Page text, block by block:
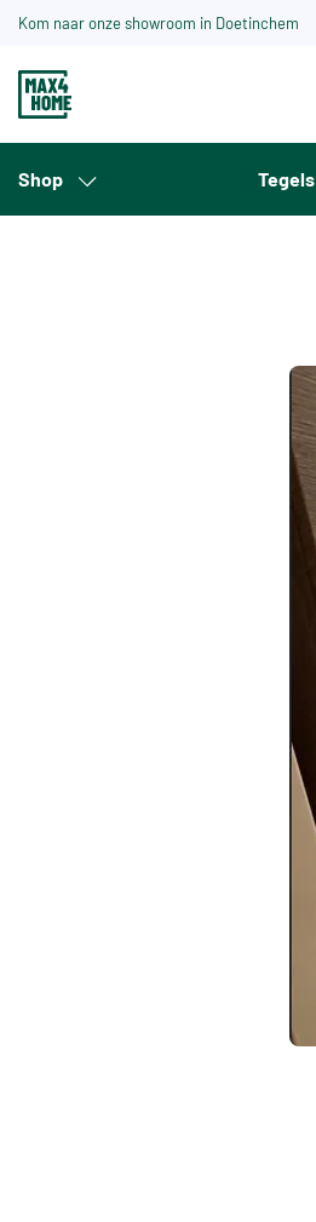
Kom naar onze showroom in Doetinchem
Shop Tegels